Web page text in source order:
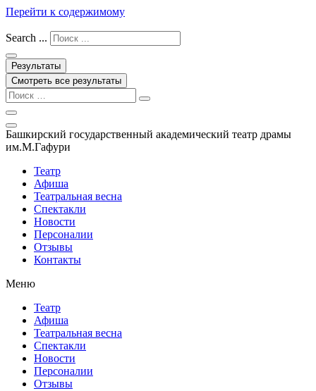
Перейти к содержимому
Search ...
Результаты
Смотреть все результаты
Башкирский государственный академический театр драмы
им.М.Гафури
Театр
Афиша
Театральная весна
Спектакли
Новости
Персоналии
Отзывы
Контакты
Меню
Театр
Афиша
Театральная весна
Спектакли
Новости
Персоналии
Отзывы